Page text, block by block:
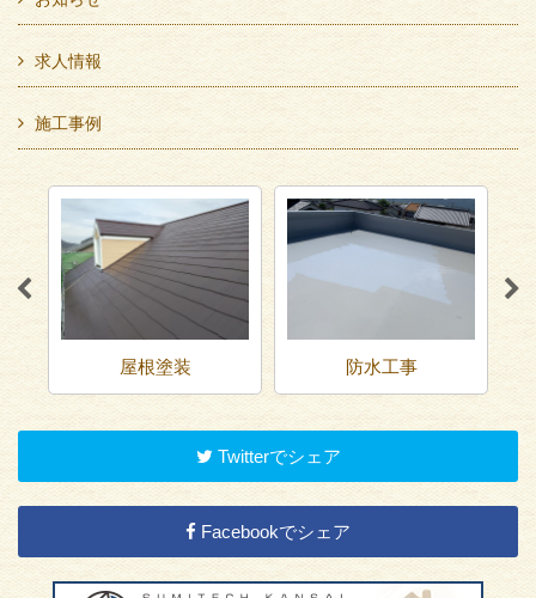
求人情報
施工事例
屋根塗装 防水工事
Twitterでシェア
Facebookでシェア